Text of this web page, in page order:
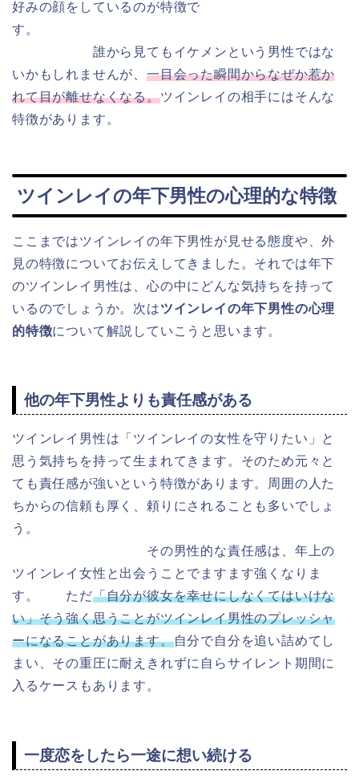
好みの顔をしているのが特徴で
す。
誰から見てもイケメンという男性ではな
いかもしれませんが、一目会った瞬間からなぜか惹か
れて目が離せなくなる。ツインレイの相手にはそんな
特徴があります。
ツインレイの年下男性の心理的な特徴
ここまではツインレイの年下男性が見せる態度や、外
見の特徴についてお伝えしてきました。それでは年下
のツインレイ男性は、心の中にどんな気持ちを持って
いるのでしょうか。次はツインレイの年下男性の心理
的特徴について解説していこうと思います。
他の年下男性よりも責任感がある
ツインレイ男性は「ツインレイの女性を守りたい」と
思う気持ちを持って生まれてきます。そのため元々と
ても責任感が強いという特徴があります。周囲の人た
ちからの信頼も厚く、頼りにされることも多いでしょ
う。
その男性的な責任感は、年上の
ツインレイ女性と出会うことでますます強くなりま
す。 ただ「自分が彼女を幸せにしなくてはいけな
い」そう強く思うことがツインレイ男性のプレッシャ
ーになることがあります。自分で自分を追い詰めてし
まい、その重圧に耐えきれずに自らサイレント期間に
入るケースもあります。
一度恋をしたら一途に想い続ける